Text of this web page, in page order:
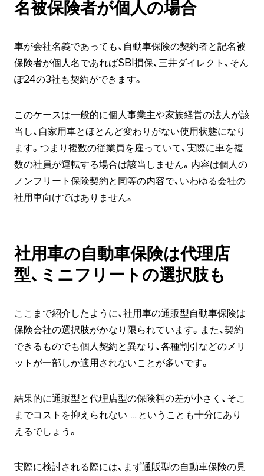
名被保険者が個人の場合
車が会社名義であっても、自動車保険の契約者と記名被
保険者が個人名であればSBI損保、三井ダイレクト、そん
ぽ24の3社も契約ができます。
このケースは一般的に個人事業主や家族経営の法人が該
当し、自家用車とほとんど変わりがない使用状態になり
ます。つまり複数の従業員を雇っていて、実際に車を複
数の社員が運転する場合は該当しません。内容は個人の
ノンフリート保険契約と同等の内容で、いわゆる会社の
社用車向けではありません。
社用車の自動車保険は代理店
型、ミニフリートの選択肢も
ここまで紹介したように、社用車の通販型自動車保険は
保険会社の選択肢がかなり限られています。また、契約
できるものでも個人契約と異なり、各種割引などのメリ
ットが一部しか適用されないことが多いです。
結果的に通販型と代理店型の保険料の差が小さく、そこ
までコストを抑えられない……ということも十分にあり
えるでしょう。
実際に検討される際には、まず通販型の自動車保険の見